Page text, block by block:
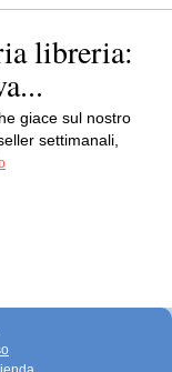
libreria:
giace sul nostro
settimanali,